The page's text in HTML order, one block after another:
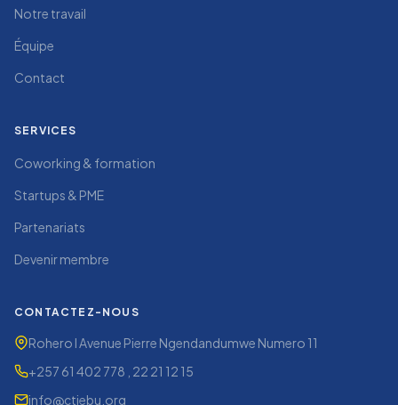
Notre travail
Équipe
Contact
SERVICES
Coworking & formation
Startups & PME
Partenariats
Devenir membre
CONTACTEZ-NOUS
Rohero I Avenue Pierre Ngendandumwe Numero 11
+257 61 402 778 , 22 21 12 15
info@ctjebu.org